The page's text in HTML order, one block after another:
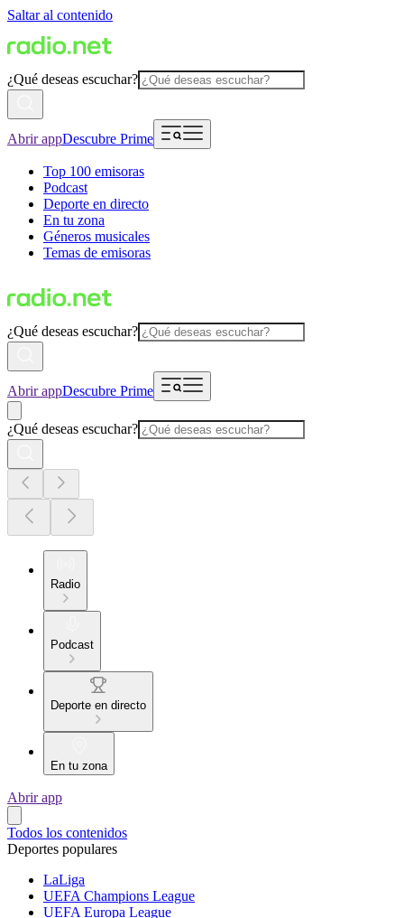
Saltar al contenido
¿Qué deseas escuchar?
Abrir appDescubre Prime
Top 100 emisoras
Podcast
Deporte en directo
En tu zona
Géneros musicales
Temas de emisoras
¿Qué deseas escuchar?
Abrir appDescubre Prime
¿Qué deseas escuchar?
Radio
Podcast
Deporte en directo
En tu zona
Abrir app
Todos los contenidos
Deportes populares
LaLiga
UEFA Champions League
UEFA Europa League